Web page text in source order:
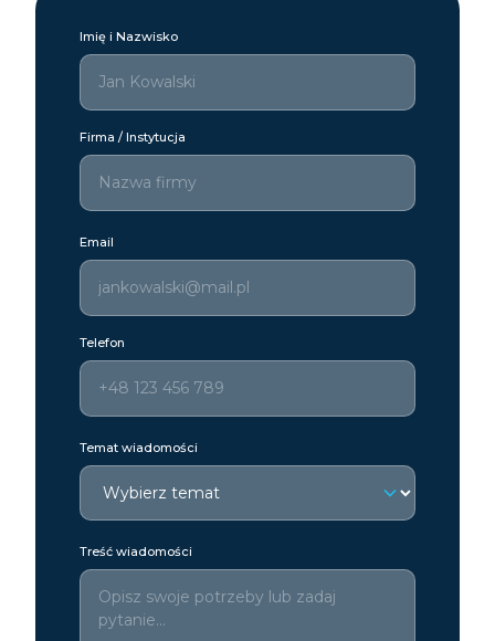
Imię i Nazwisko
Firma / Instytucja
Email
Telefon
Temat wiadomości
Treść wiadomości